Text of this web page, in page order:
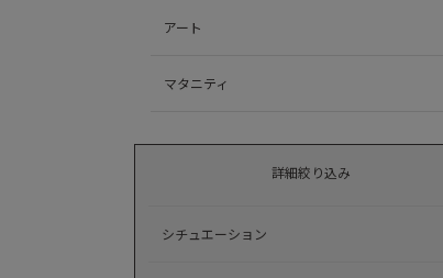
アート
マタニティ
詳細絞り込み
シチュエーション